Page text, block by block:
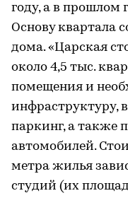
году, а в прошлом
Основу квартала
дома. «Царская
около 4,5 тыс.
помещения и
инфраструктуру,
паркинг, а также
автомобилей.
метра жилья
студий (их